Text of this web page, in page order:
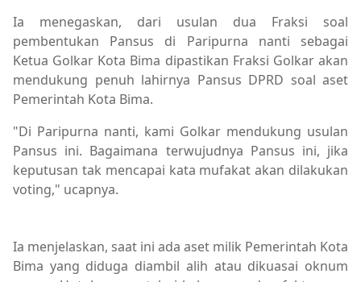
Ia menegaskan, dari usulan dua Fraksi soal
pembentukan Pansus di Paripurna nanti sebagai
Ketua Golkar Kota Bima dipastikan Fraksi Golkar akan
mendukung penuh lahirnya Pansus DPRD soal aset
Pemerintah Kota Bima.
"Di Paripurna nanti, kami Golkar mendukung usulan
Pansus ini. Bagaimana terwujudnya Pansus ini, jika
keputusan tak mencapai kata mufakat akan dilakukan
voting," ucapnya.
Ia menjelaskan, saat ini ada aset milik Pemerintah Kota
Bima yang diduga diambil alih atau dikuasai oknum